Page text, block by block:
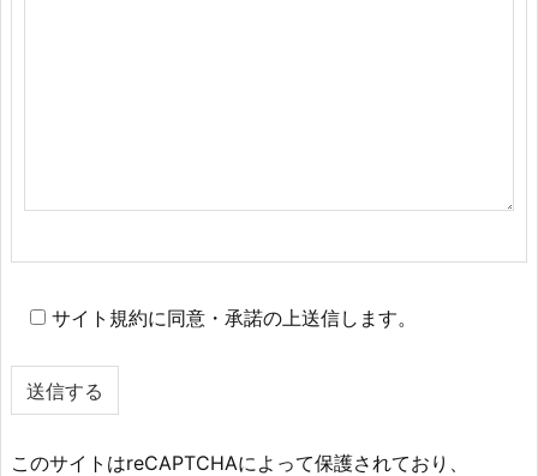
サイト規約に同意・承諾の上送信します。
このサイトはreCAPTCHAによって保護されており、